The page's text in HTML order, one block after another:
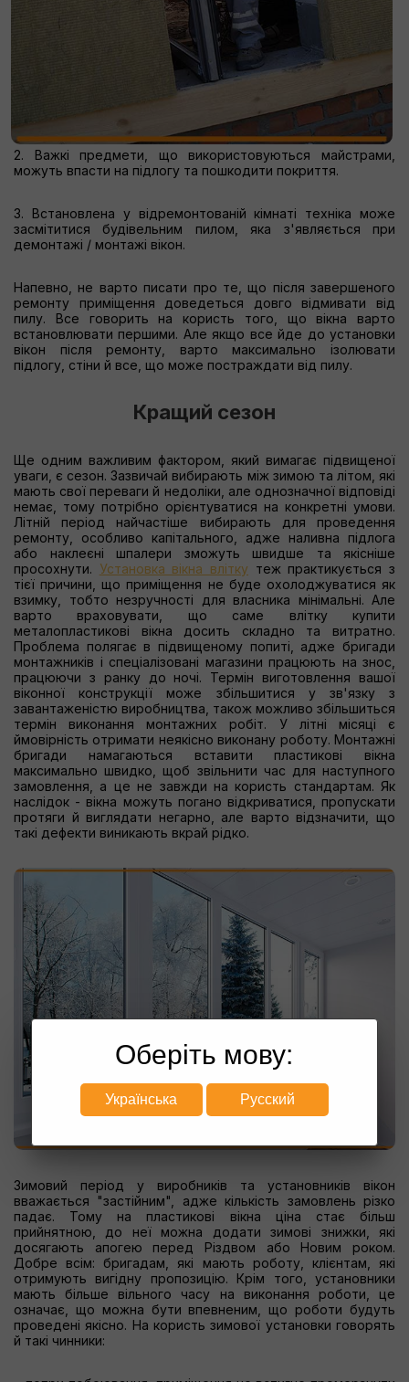
2. Важкі предмети, що використовуються майстрами,
можуть впасти на підлогу та пошкодити покриття.
3. Встановлена у відремонтованій кімнаті техніка може
засмітитися будівельним пилом, яка з'являється при
демонтажі / монтажі вікон.
Напевно, не варто писати про те, що після завершеного
ремонту приміщення доведеться довго відмивати від
пилу. Все говорить на користь того, що вікна варто
встановлювати першими. Але якщо все йде до установки
вікон після ремонту, варто максимально ізолювати
підлогу, стіни й все, що може постраждати від пилу.
Кращий сезон
Ще одним важливим фактором, який вимагає підвищеної
уваги, є сезон. Зазвичай вибирають між зимою та літом, які
мають свої переваги й недоліки, але однозначної відповіді
немає, тому потрібно орієнтуватися на конкретні умови.
Літній період найчастіше вибирають для проведення
ремонту, особливо капітального, адже наливна підлога
або наклеєні шпалери зможуть швидше та якісніше
просохнути. Установка вікна влітку теж практикується з
тієї причини, що приміщення не буде охолоджуватися як
взимку, тобто незручності для власника мінімальні. Але
варто враховувати, що саме влітку купити
металопластикові вікна досить складно та витратно.
Проблема полягає в підвищеному попиті, адже бригади
монтажників і спеціалізовані магазини працюють на знос,
працюючи з ранку до ночі. Термін виготовлення вашої
віконної конструкції може збільшитися у зв'язку з
завантаженістю виробництва, також можливо збільшиться
термін виконання монтажних робіт. У літні місяці є
ймовірність отримати неякісно виконану роботу. Монтажні
бригади намагаються вставити пластикові вікна
максимально швидко, щоб звільнити час для наступного
замовлення, а це не завжди на користь стандартам. Як
наслідок - вікна можуть погано відкриватися, пропускати
протяги й виглядати негарно, але варто відзначити, що
такі дефекти виникають вкрай рідко.
Зимовий період у виробників та установників вікон
вважається "застійним", адже кількість замовлень різко
падає. Тому на пластикові вікна ціна стає більш
прийнятною, до неї можна додати зимові знижки, які
досягають апогею перед Різдвом або Новим роком.
Добре всім: бригадам, які мають роботу, клієнтам, які
отримують вигідну пропозицію. Крім того, установники
мають більше вільного часу на виконання роботи, це
означає, що можна бути впевненим, що роботи будуть
проведені якісно. На користь зимової установки говорять
й такі чинники:
Оберіть мову:
Українська Русский